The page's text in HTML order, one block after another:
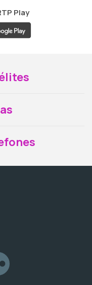
Play